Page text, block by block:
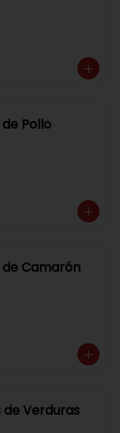
Pollo
de Camarón
de Verduras